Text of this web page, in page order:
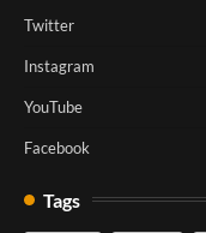
Twitter
Instagram
YouTube
Facebook
Tags